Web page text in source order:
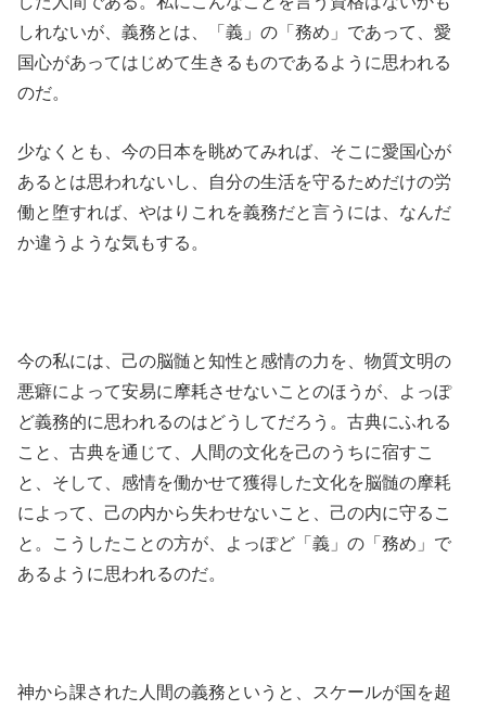
しれないが、義務とは、「義」の「務め」であって、愛
国心があってはじめて生きるものであるように思われる
のだ。
少なくとも、今の日本を眺めてみれば、そこに愛国心が
あるとは思われないし、自分の生活を守るためだけの労
働と堕すれば、やはりこれを義務だと言うには、なんだ
か違うような気もする。
今の私には、己の脳髄と知性と感情の力を、物質文明の
悪癖によって安易に摩耗させないことのほうが、よっぽ
ど義務的に思われるのはどうしてだろう。古典にふれる
こと、古典を通じて、人間の文化を己のうちに宿すこ
と、そして、感情を働かせて獲得した文化を脳髄の摩耗
によって、己の内から失わせないこと、己の内に守るこ
と。こうしたことの方が、よっぽど「義」の「務め」で
あるように思われるのだ。
神から課された人間の義務というと、スケールが国を超